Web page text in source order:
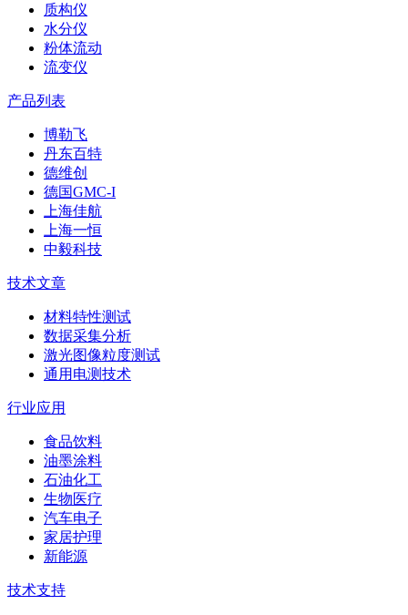
质构仪
水分仪
粉体流动
流变仪
产品列表
博勒飞
丹东百特
德维创
德国GMC-I
上海佳航
上海一恒
中毅科技
技术文章
材料特性测试
数据采集分析
激光图像粒度测试
通用电测技术
行业应用
食品饮料
油墨涂料
石油化工
生物医疗
汽车电子
家居护理
新能源
技术支持